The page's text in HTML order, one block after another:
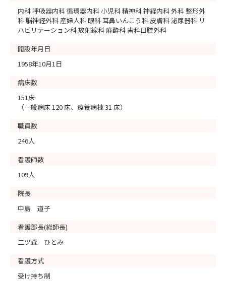
内科 呼吸器内科 循環器内科 小児科 精神科 神経内科 外科 整形外
科 脳神経外科 産婦人科 眼科 耳鼻いんこう科 皮膚科 泌尿器科 リ
ハビリテーション科 放射線科 麻酔科 歯科口腔外科
開設年月日
1958年10月1日
病床数
151床
（一般病床 120 床、療養病棟 31 床）
職員数
246人
看護師数
109人
院長
中島 道子
看護部長(総師長)
二ツ森 ひとみ
看護方式
受け持ち制